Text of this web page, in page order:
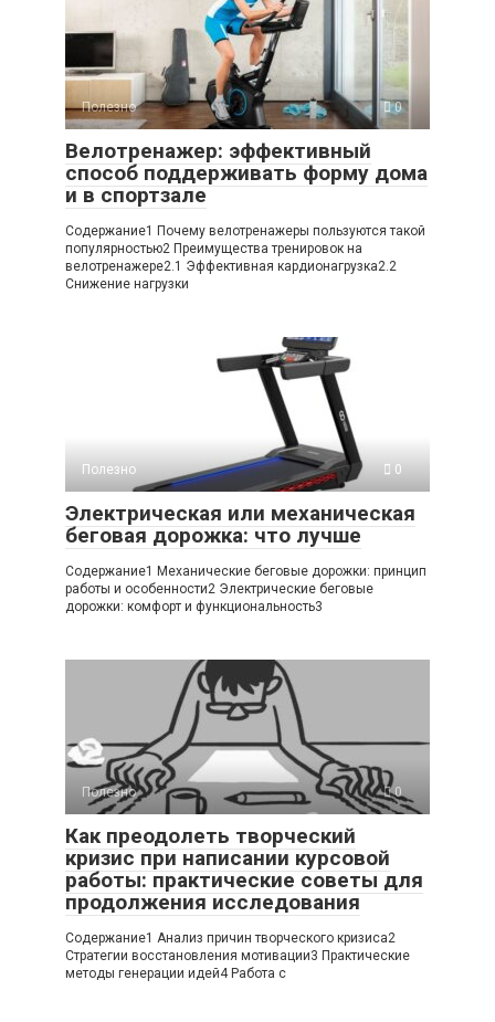
Полезно 0
Велотренажер: эффективный
способ поддерживать форму дома
и в спортзале
Содержание1 Почему велотренажеры пользуются такой
популярностью2 Преимущества тренировок на
велотренажере2.1 Эффективная кардионагрузка2.2
Снижение нагрузки
Полезно 0
Электрическая или механическая
беговая дорожка: что лучше
Содержание1 Механические беговые дорожки: принцип
работы и особенности2 Электрические беговые
дорожки: комфорт и функциональность3
Полезно 0
Как преодолеть творческий
кризис при написании курсовой
работы: практические советы для
продолжения исследования
Содержание1 Анализ причин творческого кризиса2
Стратегии восстановления мотивации3 Практические
методы генерации идей4 Работа с